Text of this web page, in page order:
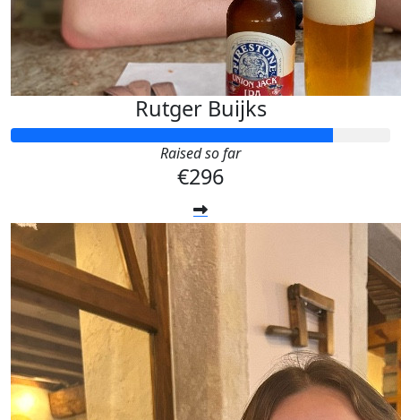
Rutger Buijks
Raised so far
€296